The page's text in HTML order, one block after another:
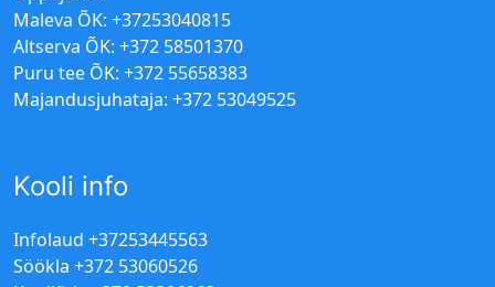
Maleva ÕK: +37253040815
Altserva ÕK: +372 58501370
Puru tee ÕK: +372 55658383
Majandusjuhataja: +372 53049525
Kooli info
Infolaud +37253445563
Söökla +372 53060526